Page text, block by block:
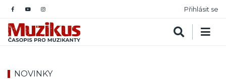
Přihlásit se
NOVINKY